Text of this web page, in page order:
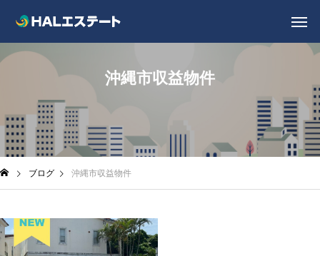
沖縄市収益物件
ブログ 沖縄市収益物件